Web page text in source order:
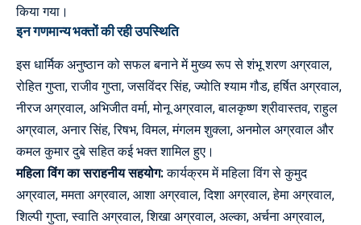
किया गया।
इन गणमान्य भक्तों की रही उपस्थिति
इस धार्मिक अनुष्ठान को सफल बनाने में मुख्य रूप से शंभू शरण अग्रवाल,
रोहित गुप्ता, राजीव गुप्ता, जसविंदर सिंह, ज्योति श्याम गौड, हर्षित अग्रवाल,
नीरज अग्रवाल, अभिजीत वर्मा, मोनू अग्रवाल, बालकृष्ण श्रीवास्तव, राहुल
अग्रवाल, अनार सिंह, रिषभ, विमल, मंगलम शुक्ला, अनमोल अग्रवाल और
कमल कुमार दुबे सहित कई भक्त शामिल हुए।
महिला विंग का सराहनीय सहयोग:कार्यक्रम में महिला विंग से कुमुद
अग्रवाल, ममता अग्रवाल, आशा अग्रवाल, दिशा अग्रवाल, हेमा अग्रवाल,
शिल्पी गुप्ता, स्वाति अग्रवाल, शिखा अग्रवाल, अल्का, अर्चना अग्रवाल,